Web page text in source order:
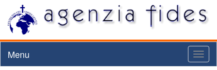
Menu